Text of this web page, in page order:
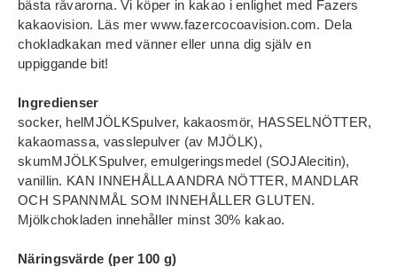
bästa råvarorna. Vi köper in kakao i enlighet med Fazers
kakaovision. Läs mer www.fazercocoavision.com. Dela
chokladkakan med vänner eller unna dig själv en
uppiggande bit!
Ingredienser
socker, helMJÖLKSpulver, kakaosmör, HASSELNÖTTER,
kakaomassa, vasslepulver (av MJÖLK),
skumMJÖLKSpulver, emulgeringsmedel (SOJAlecitin),
vanillin. KAN INNEHÅLLA ANDRA NÖTTER, MANDLAR
OCH SPANNMÅL SOM INNEHÅLLER GLUTEN.
Mjölkchokladen innehåller minst 30% kakao.
Näringsvärde (per 100 g)